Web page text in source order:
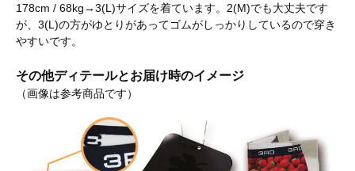
178cm / 68kg→3(L)サイズを着ています。2(M)でも大丈夫です
が、3(L)の方がゆとりがあってゴムがしっかりしているので穿き
やすいです。
その他ディテールとお届け時のイメージ
（画像は参考商品です）